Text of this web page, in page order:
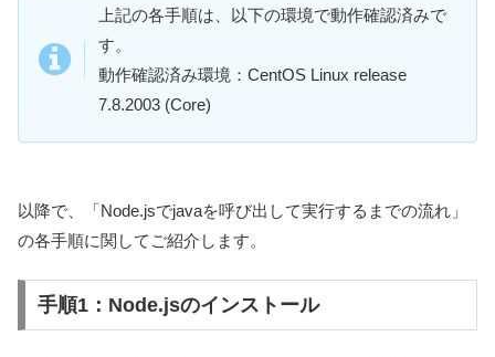
上記の各手順は、以下の環境で動作確認済みで
す。
動作確認済み環境：CentOS Linux release
7.8.2003 (Core)
以降で、「Node.jsでjavaを呼び出して実行するまでの流れ」
の各手順に関してご紹介します。
手順1：Node.jsのインストール